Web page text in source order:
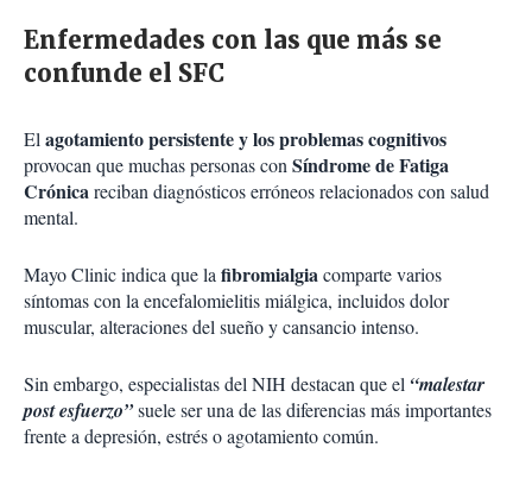
Enfermedades con las que más se
confunde el SFC
Elagotamiento persistente y los problemas cognitivos
provocan que muchas personas conSíndrome de Fatiga
Crónicareciban diagnósticos erróneos relacionados con salud
mental.
Mayo Clinic indica que lafibromialgiacomparte varios
síntomas con la encefalomielitis miálgica, incluidos dolor
muscular, alteraciones del sueño y cansancio intenso.
Sin embargo, especialistas del NIH destacan que el “malestar
post esfuerzo”suele ser una de las diferencias más importantes
frente a depresión, estrés o agotamiento común.